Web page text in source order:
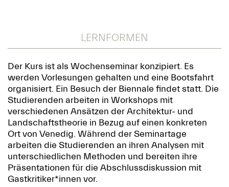
LERNFORMEN
Der Kurs ist als Wochenseminar konzipiert. Es
werden Vorlesungen gehalten und eine Bootsfahrt
organisiert. Ein Besuch der Biennale findet statt. Die
Studierenden arbeiten in Workshops mit
verschiedenen Ansätzen der Architektur- und
Landschaftstheorie in Bezug auf einen konkreten
Ort von Venedig. Während der Seminartage
arbeiten die Studierenden an ihren Analysen mit
unterschiedlichen Methoden und bereiten ihre
Präsentationen für die Abschlussdiskussion mit
Gastkritiker*innen vor.